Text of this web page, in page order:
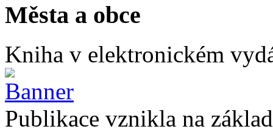
Města a obce
Kniha v elektronickém
Publikace vznikla na